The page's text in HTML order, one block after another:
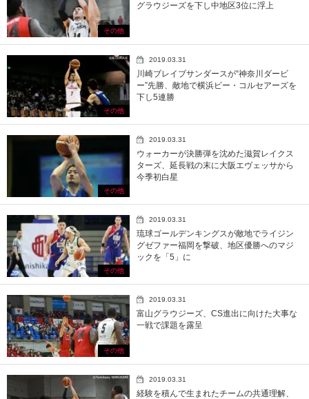
その他
グラウジーズを下し中地区3位に浮上
その他
2019.03.31
川崎ブレイブサンダースが“神奈川ダービ
ー”先勝、敵地で横浜ビー・コルセアーズを
下し5連勝
その他
2019.03.31
ウォーカーが決勝弾を沈めた滋賀レイクス
ターズ、延長戦の末に大阪エヴェッサから
今季初白星
その他
2019.03.31
琉球ゴールデンキングスが敵地でライジン
グゼファー福岡を撃破、地区優勝へのマジ
ックを「5」に
その他
2019.03.31
富山グラウジーズ、CS進出に向けた大事な
一戦で課題を露呈
2019.03.31
経験を積んで生まれたチームの共通理解、